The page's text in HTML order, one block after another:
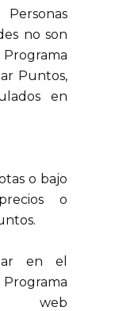
no son
Puntos,
en
o bajo
o
en el
web